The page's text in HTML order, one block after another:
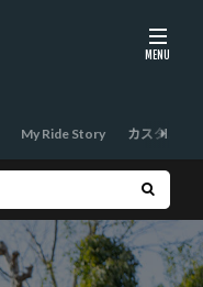
My Ride Story カスタム